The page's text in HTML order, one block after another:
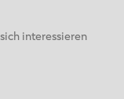
interessieren